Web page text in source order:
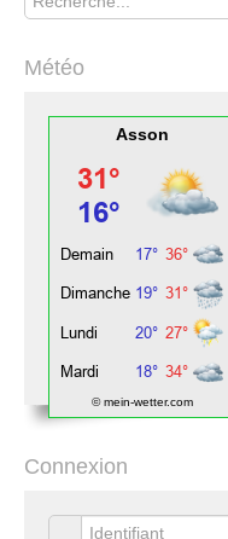
Météo
Asson
© mein-wetter.com
Connexion